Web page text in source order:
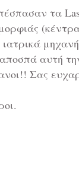
τα
αυτή
Σας